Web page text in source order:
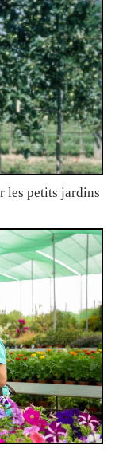
les petits jardins